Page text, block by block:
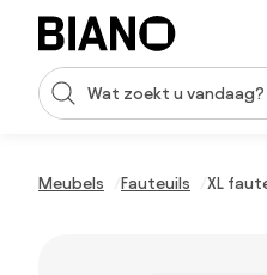
Navigatie overslaan, naar
Zoekopdracht invoeren
Meubels Fauteuils XL